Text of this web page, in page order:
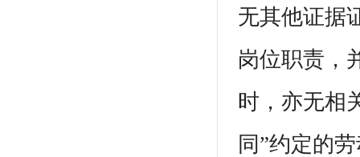
无其他证据
岗位职责，
时，亦无相
同”约定的